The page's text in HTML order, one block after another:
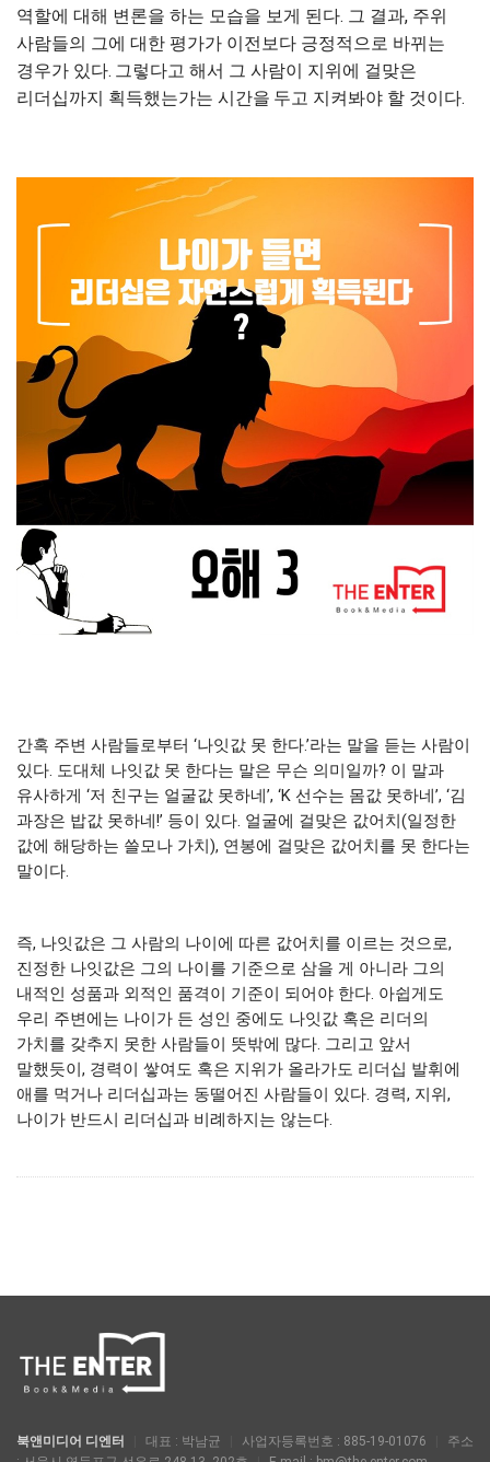
역할에 대해 변론을 하는 모습을 보게 된다. 그 결과, 주위
사람들의 그에 대한 평가가 이전보다 긍정적으로 바뀌는
경우가 있다. 그렇다고 해서 그 사람이 지위에 걸맞은
리더십까지 획득했는가는 시간을 두고 지켜봐야 할 것이다.
간혹 주변 사람들로부터 ‘나잇값 못 한다.’라는 말을 듣는 사람이
있다. 도대체 나잇값 못 한다는 말은 무슨 의미일까? 이 말과
유사하게 ‘저 친구는 얼굴값 못하네’, ‘K 선수는 몸값 못하네’, ‘김
과장은 밥값 못하네!’ 등이 있다. 얼굴에 걸맞은 값어치(일정한
값에 해당하는 쓸모나 가치), 연봉에 걸맞은 값어치를 못 한다는
말이다.
즉, 나잇값은 그 사람의 나이에 따른 값어치를 이르는 것으로,
진정한 나잇값은 그의 나이를 기준으로 삼을 게 아니라 그의
내적인 성품과 외적인 품격이 기준이 되어야 한다. 아쉽게도
우리 주변에는 나이가 든 성인 중에도 나잇값 혹은 리더의
가치를 갖추지 못한 사람들이 뜻밖에 많다. 그리고 앞서
말했듯이, 경력이 쌓여도 혹은 지위가 올라가도 리더십 발휘에
애를 먹거나 리더십과는 동떨어진 사람들이 있다. 경력, 지위,
나이가 반드시 리더십과 비례하지는 않는다.
북앤미디어 디엔터 대표 : 박남균 사업자등록번호 : 885-19-01076
주소